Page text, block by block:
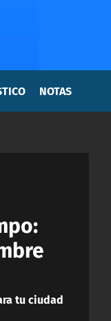
NOTAS
tu ciudad